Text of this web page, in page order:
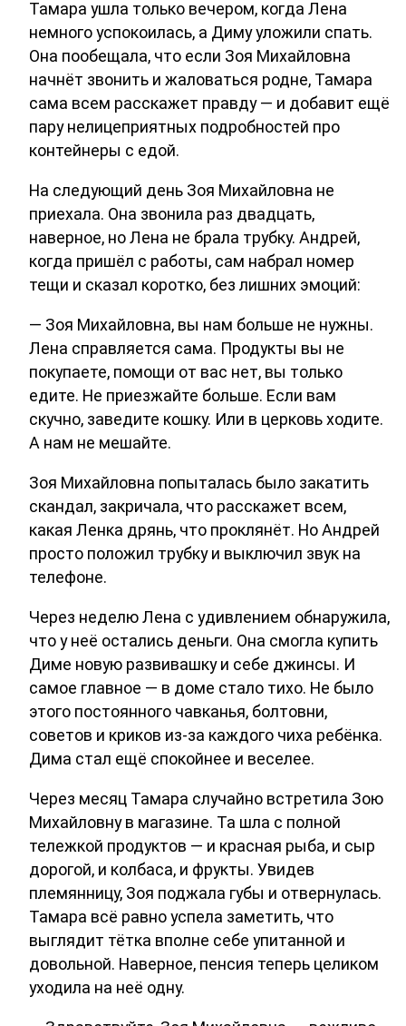
Тамара ушла только вечером, когда Лена
немного успокоилась, а Диму уложили спать.
Она пообещала, что если Зоя Михайловна
начнёт звонить и жаловаться родне, Тамара
сама всем расскажет правду — и добавит ещё
пару нелицеприятных подробностей про
контейнеры с едой.
На следующий день Зоя Михайловна не
приехала. Она звонила раз двадцать,
наверное, но Лена не брала трубку. Андрей,
когда пришёл с работы, сам набрал номер
тещи и сказал коротко, без лишних эмоций:
— Зоя Михайловна, вы нам больше не нужны.
Лена справляется сама. Продукты вы не
покупаете, помощи от вас нет, вы только
едите. Не приезжайте больше. Если вам
скучно, заведите кошку. Или в церковь ходите.
А нам не мешайте.
Зоя Михайловна попыталась было закатить
скандал, закричала, что расскажет всем,
какая Ленка дрянь, что проклянёт. Но Андрей
просто положил трубку и выключил звук на
телефоне.
Через неделю Лена с удивлением обнаружила,
что у неё остались деньги. Она смогла купить
Диме новую развивашку и себе джинсы. И
самое главное — в доме стало тихо. Не было
этого постоянного чавканья, болтовни,
советов и криков из-за каждого чиха ребёнка.
Дима стал ещё спокойнее и веселее.
Через месяц Тамара случайно встретила Зою
Михайловну в магазине. Та шла с полной
тележкой продуктов — и красная рыба, и сыр
дорогой, и колбаса, и фрукты. Увидев
племянницу, Зоя поджала губы и отвернулась.
Тамара всё равно успела заметить, что
выглядит тётка вполне себе упитанной и
довольной. Наверное, пенсия теперь целиком
уходила на неё одну.